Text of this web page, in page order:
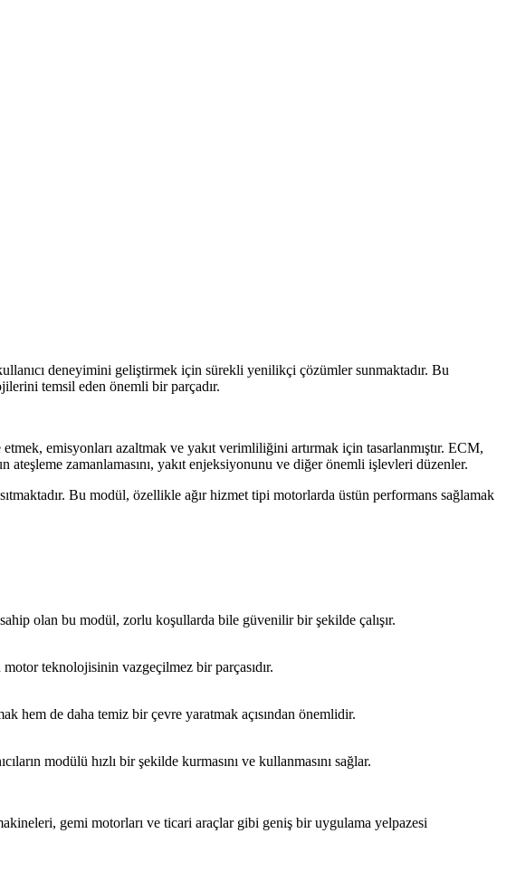
deneyimini geliştirmek için sürekli yenilikçi çözümler sunmaktadır. Bu
temsil eden önemli bir parçadır.
emisyonları azaltmak ve yakıt verimliliğini artırmak için tasarlanmıştır. ECM,
zamanlamasını, yakıt enjeksiyonunu ve diğer önemli işlevleri düzenler.
Bu modül, özellikle ağır hizmet tipi motorlarda üstün performans sağlamak
olan bu modül, zorlu koşullarda bile güvenilir bir şekilde çalışır.
teknolojisinin vazgeçilmez bir parçasıdır.
hem de daha temiz bir çevre yaratmak açısından önemlidir.
modülü hızlı bir şekilde kurmasını ve kullanmasını sağlar.
gemi motorları ve ticari araçlar gibi geniş bir uygulama yelpazesi